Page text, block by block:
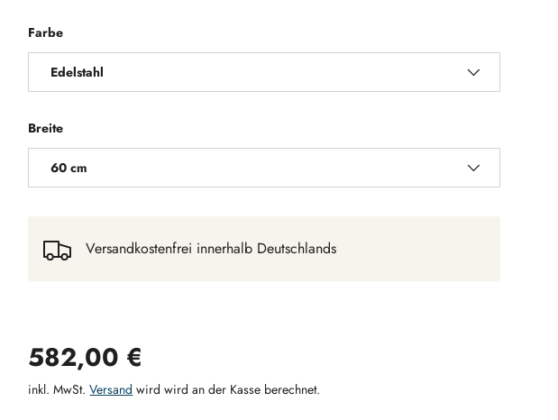
Farbe
Edelstahl
Breite
60 cm
Versandkostenfrei innerhalb Deutschlands
Normaler Preis
582,00 €
inkl. MwSt.Versand wird wird an der Kasse berechnet.